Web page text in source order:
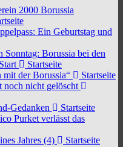
2000 Borussia
Ein Geburtstag und
Sonntag: Borussia bei den
Startseite
mit der Borussia“
Startseite
noch nicht gelöscht
Gedanken
Startseite
Purket verlässt das
Jahres (4)
Startseite